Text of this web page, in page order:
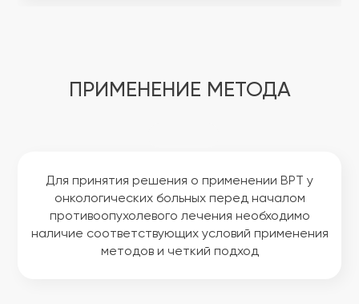
ПРИМЕНЕНИЕ МЕТОДА
Для принятия решения о применении ВРТ у
онкологических больных перед началом
противоопухолевого лечения необходимо
наличие соответствующих условий применения
методов и четкий подход